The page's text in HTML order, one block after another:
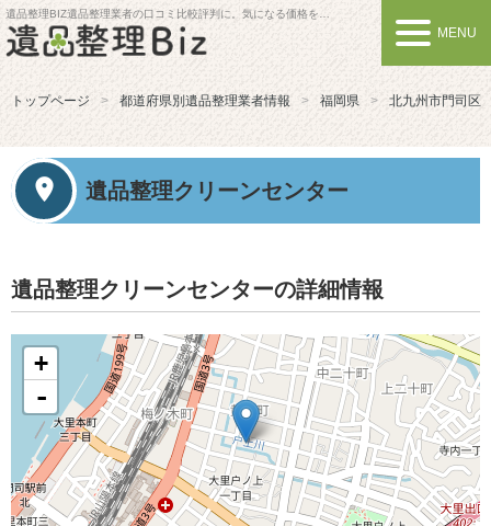
遺品整理BIZ遺品整理業者の口コミ比較評判に。気になる価格を比較しよう
MENU
トップページ 都道府県別遺品整理業者情報 福岡県 北九州市門司区
遺品整理クリーンセンター
遺品整理クリーンセンターの詳細情報
+
-